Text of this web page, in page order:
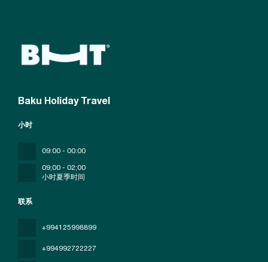
Baku Holiday Travel
联系
+994125998899
+994992722227
小时
09:00 - 00:00
09;00 - 02;00
小时夏季时间